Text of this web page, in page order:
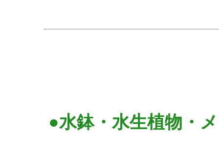
●水鉢・水生植物・